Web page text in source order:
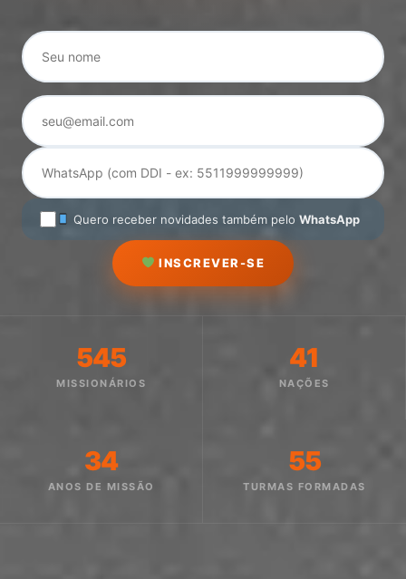
Quero receber novidades também pelo WhatsApp
INSCREVER-SE
545
MISSIONÁRIOS
41
NAÇÕES
34
ANOS DE MISSÃO
55
TURMAS FORMADAS